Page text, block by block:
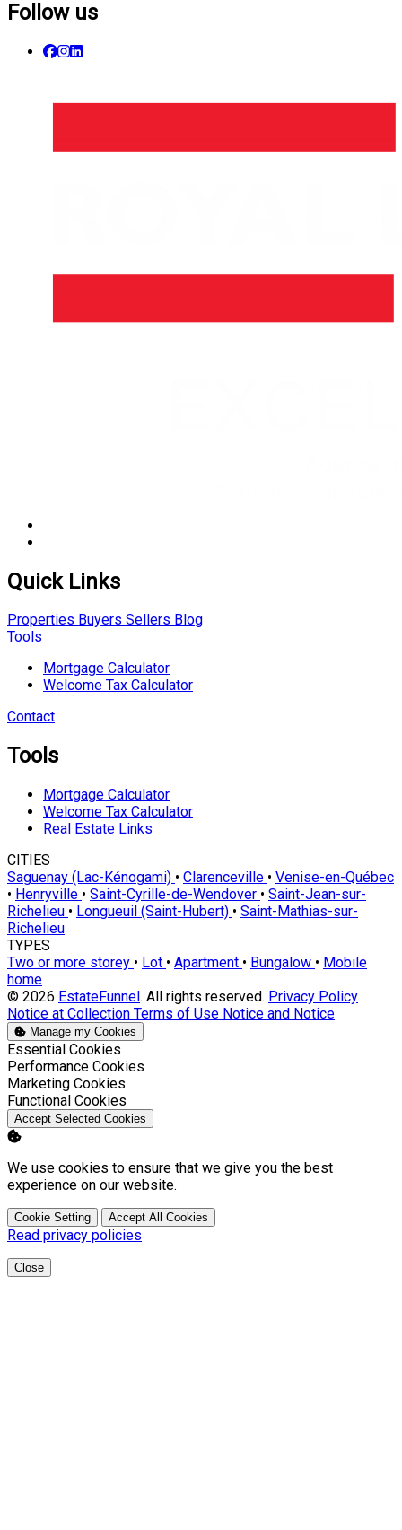
Follow us
Quick Links
Properties Buyers Sellers Blog
Tools
Mortgage Calculator
Welcome Tax Calculator
Contact
Tools
Mortgage Calculator
Welcome Tax Calculator
Real Estate Links
CITIES
Saguenay (Lac-Kénogami) • Clarenceville • Venise-en-Québec
• Henryville • Saint-Cyrille-de-Wendover • Saint-Jean-sur-
Richelieu • Longueuil (Saint-Hubert) • Saint-Mathias-sur-
Richelieu
TYPES
Two or more storey • Lot • Apartment • Bungalow • Mobile
home
© 2026 EstateFunnel . All rights reserved. Privacy Policy
Notice at Collection Terms of Use Notice and Notice
Manage my Cookies
Enable
Essential Cookies
Enable
Performance Cookies
Enable
Marketing Cookies
Enable
Functional Cookies
Accept Selected Cookies
We use cookies to ensure that we give you the best
experience on our website.
Cookie Setting Accept All Cookies
Read privacy policies
Close